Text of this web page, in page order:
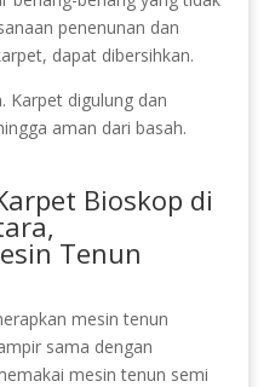
penenunan dan
dapat dibersihkan.
Karpet digulung dan
aman dari basah.
Bioskop di
Tenun
mesin tenun
sama dengan
mesin tenun semi